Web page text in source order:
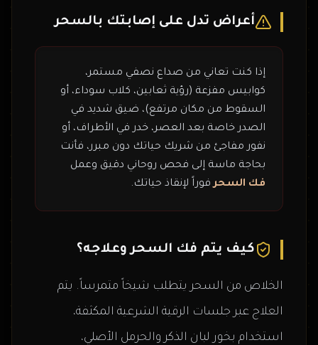
أعراض تدل على إصابتك بالسحر
إذا كنت تعاني من صداع نصفي مستمر،
كوابيس مفزعة (رؤية ثعابين، كلاب سوداء، أو
السقوط من مكان مرتفع)، ضيق شديد في
الصدر خاصة بعد العصر، خدر في الأطراف، أو
نفور مفاجئ من شريك حياتك دون مبرر، فأنت
بحاجة ماسة إلى فحص روحاني دقيق وعمل
فك السحرفوراً لإنقاذ حياتك.
كيف يتم فك السحر وعلاجه؟
الخلاص من السحر يتطلب شيخاً متمرساً. يتم
العلاج عبر جلسات الرقية الشرعية المكثفة،
استخدام بخور لبان الذكر والحرمل الأصلي،